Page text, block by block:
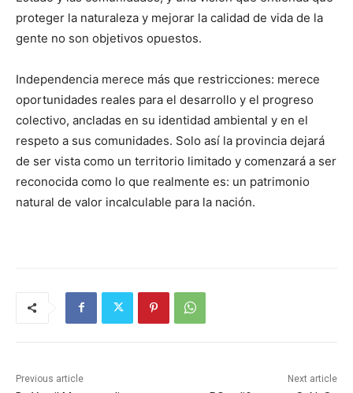
proteger la naturaleza y mejorar la calidad de vida de la
gente no son objetivos opuestos.
Independencia merece más que restricciones: merece
oportunidades reales para el desarrollo y el progreso
colectivo, ancladas en su identidad ambiental y en el
respeto a sus comunidades. Solo así la provincia dejará
de ser vista como un territorio limitado y comenzará a ser
reconocida como lo que realmente es: un patrimonio
natural de valor incalculable para la nación.
Previous article Next article